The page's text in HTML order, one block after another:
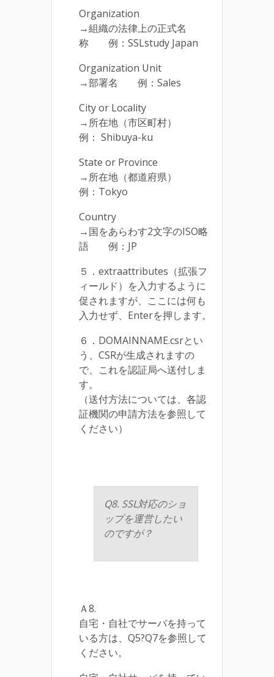
Organization
→組織の法律上の正式名
称 例：SSLstudy Japan
Organization Unit
→部署名 例：Sales
City or Locality
→所在地（市区町村）
例： Shibuya-ku
State or Province
→所在地（都道府県）
例：Tokyo
Country
→国をあらわす2文字のISO略
語 例：JP
５．extraattributes（拡張フ
ィールド）を入力するように
促されますが、ここには何も
入力せず、Enterを押します。
６．DOMAINNAME.csrとい
う、CSRが生成されますの
で、これを認証局へ送付しま
す。
（送付方法については、各認
証機関の申請方法を参照して
ください）
Q8. SSL対応のショ
ップを運営したい
のですが？
Ａ8.
自宅・自社でサーバを持って
いる方は、Q5?Q7を参照して
ください。